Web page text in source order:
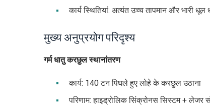
कार्य स्थितियां: अत्यंत उच्च तापमान और भारी धूल
मुख्य अनुप्रयोग परिदृश्य
गर्म धातु करछुल स्थानांतरण
कार्य: 140 टन पिघले हुए लोहे के करछुल उठाना
परिणाम: हाइड्रोलिक सिंक्रोनस सिस्टम + लेजर